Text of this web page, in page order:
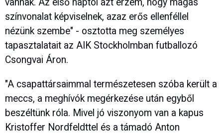
vannak. Az első naptól azt érzem, hogy magas
színvonalat képviselnek, azaz erős ellenféllel
nézünk szembe" - osztotta meg személyes
tapasztalatait az AIK Stockholmban futballozó
Csongvai Áron.
"A csapattársaimmal természetesen szóba került a
meccs, a meghívók megérkezése után egyből
beszéltünk róla. Mivel jó viszonyom van a kapus
Kristoffer Nordfeldttel és a támadó Anton